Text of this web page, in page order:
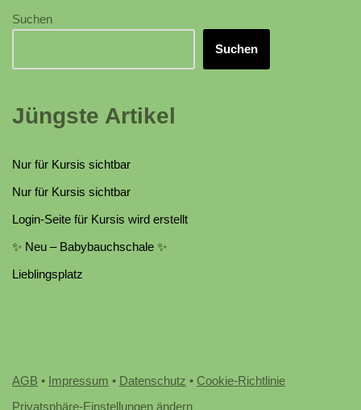
Suchen
Suchen
Jüngste Artikel
Nur für Kursis sichtbar
Nur für Kursis sichtbar
Login-Seite für Kursis wird erstellt
✨ Neu – Babybauchschale ✨
Lieblingsplatz
AGB • Impressum • Datenschutz • Cookie-Richtlinie
Privatsphäre-Einstellungen ändern